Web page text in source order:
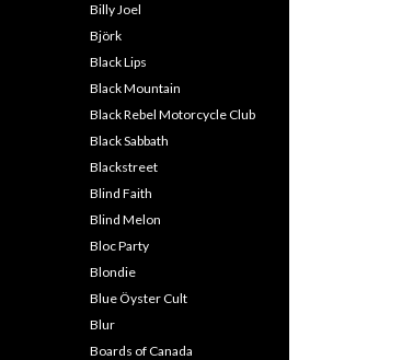
Billy Joel
Björk
Black Lips
Black Mountain
Black Rebel Motorcycle Club
Black Sabbath
Blackstreet
Blind Faith
Blind Melon
Bloc Party
Blondie
Blue Öyster Cult
Blur
Boards of Canada